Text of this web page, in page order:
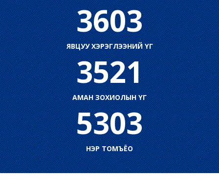
3603
ЯВЦУУ ХЭРЭГЛЭЭНИЙ ҮГ
3521
АМАН ЗОХИОЛЫН ҮГ
5303
НЭР ТОМЪЁО